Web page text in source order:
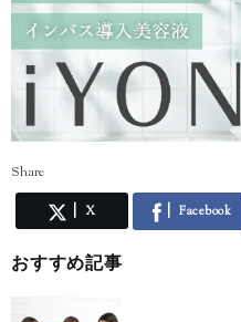
Share
X Facebook
おすすめ記事